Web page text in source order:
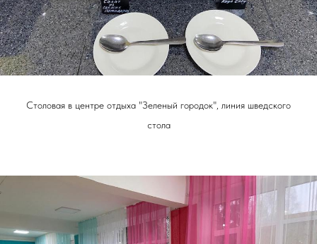
Столовая в центре отдыха "Зеленый городок", линия шведского
стола